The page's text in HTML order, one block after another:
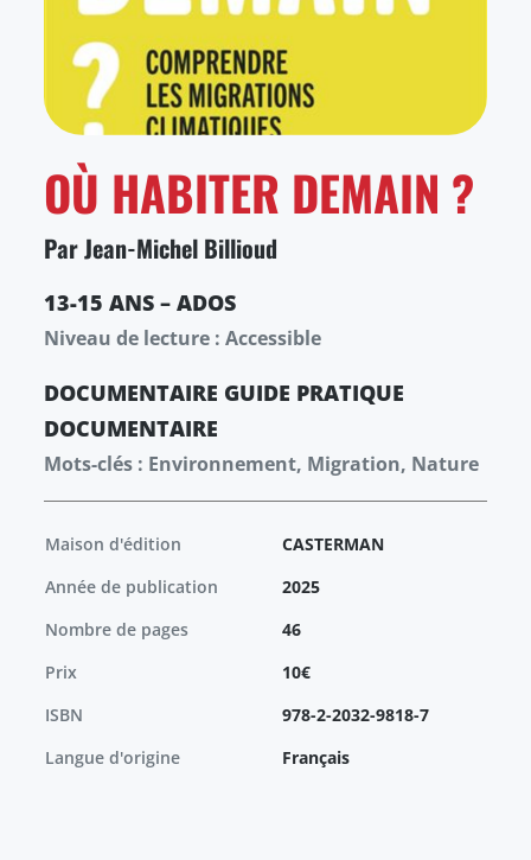
OÙ HABITER DEMAIN ?
Par Jean-Michel Billioud
13-15 ANS – ADOS
Niveau de lecture : Accessible
DOCUMENTAIRE GUIDE PRATIQUE
DOCUMENTAIRE
Mots-clés : Environnement, Migration, Nature
Maison d'édition
CASTERMAN
Année de publication
2025
Nombre de pages
46
Prix
10€
ISBN
978-2-2032-9818-7
Langue d'origine
Français